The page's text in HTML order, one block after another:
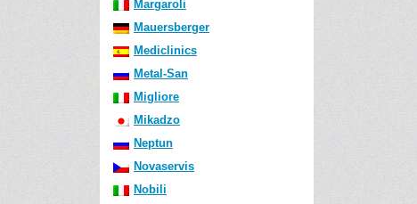
Margaroli
Mauersberger
Mediclinics
Metal-San
Migliore
Mikadzo
Neptun
Novaservis
Nobili